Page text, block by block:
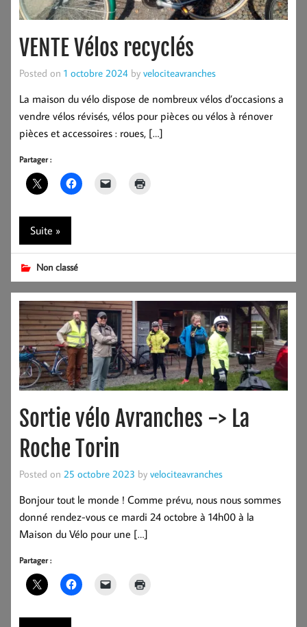
VENTE Vélos recyclés
Posted on 1 octobre 2024 by velociteavranches
La maison du vélo dispose de nombreux vélos d’occasions a
vendre vélos révisés, vélos pour pièces ou vélos à rénover
pièces et accessoires : roues, […]
Partager :
Suite »
Non classé
Sortie vélo Avranches -> La
Roche Torin
Posted on 25 octobre 2023 by velociteavranches
Bonjour tout le monde ! Comme prévu, nous nous sommes
donné rendez-vous ce mardi 24 octobre à 14h00 à la
Maison du Vélo pour une […]
Partager :